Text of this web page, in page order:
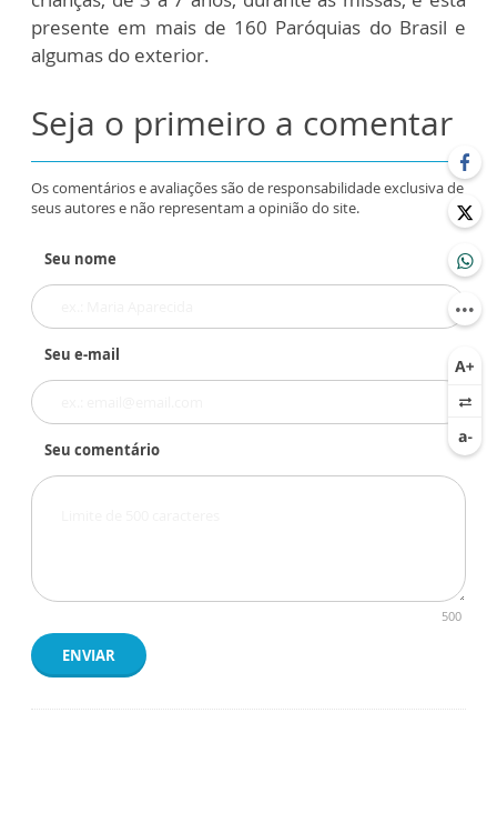
presente em mais de 160 Paróquias do Brasil e
algumas do exterior.
Seja o primeiro a comentar
Os comentários e avaliações são de responsabilidade exclusiva de
seus autores e não representam a opinião do site.
Seu nome
Seu e-mail
Seu comentário
500
ENVIAR